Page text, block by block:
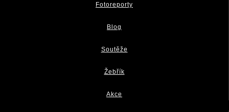
Fotoreporty
Blog
Soutěže
Žebřík
Akce